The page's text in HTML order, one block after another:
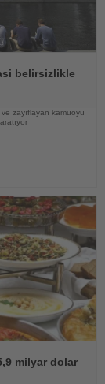
belirsizlikle
zayıflayan kamuoyu
milyar dolar